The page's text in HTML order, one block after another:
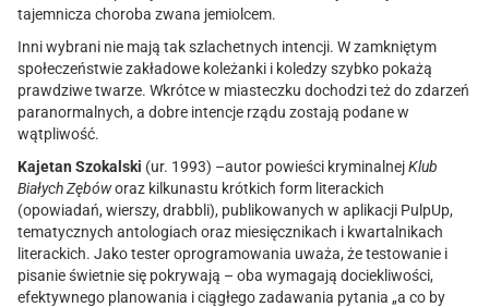
tajemnicza choroba zwana jemiolcem.
Inni wybrani nie mają tak szlachetnych intencji. W zamkniętym
społeczeństwie zakładowe koleżanki i koledzy szybko pokażą
prawdziwe twarze. Wkrótce w miasteczku dochodzi też do zdarzeń
paranormalnych, a dobre intencje rządu zostają podane w
wątpliwość.
Kajetan Szokalski (ur. 1993) –autor powieści kryminalnejKlub
Białych Zębóworaz kilkunastu krótkich form literackich
(opowiadań, wierszy, drabbli), publikowanych w aplikacji PulpUp,
tematycznych antologiach oraz miesięcznikach i kwartalnikach
literackich. Jako tester oprogramowania uważa, że testowanie i
pisanie świetnie się pokrywają – oba wymagają dociekliwości,
efektywnego planowania i ciągłego zadawania pytania „a co by